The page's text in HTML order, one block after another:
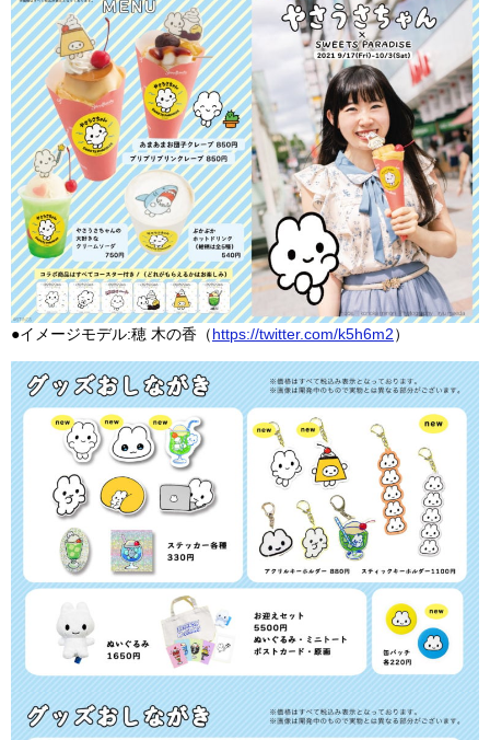
●イメージモデル:穂 木の香（https://twitter.com/k5h6m2）